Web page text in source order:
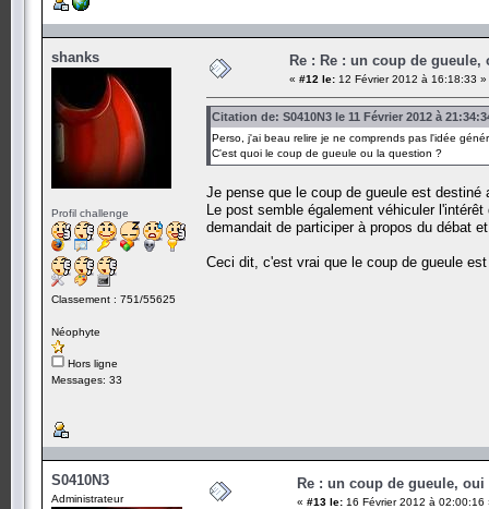
shanks
Profil challenge
Classement : 751/55625
Néophyte
Hors ligne
Messages: 33
Re : Re : un coup de gueule,
« #12 le: 12 Février 2012 à 16:18:33 »
Citation de: S0410N3 le 11 Février 2012 à
Perso, j'ai beau relire je ne comprends pas l'idée
C'est quoi le coup de gueule ou la question ?
Je pense que le coup de gueule est
Le post semble également véhiculer
demandait de participer à propos du débat
Ceci dit, c'est vrai que le coup de gueule
S0410N3
Administrateur
Re : un coup de gueule, oui
« #13 le: 16 Février 2012 à 02:00:16